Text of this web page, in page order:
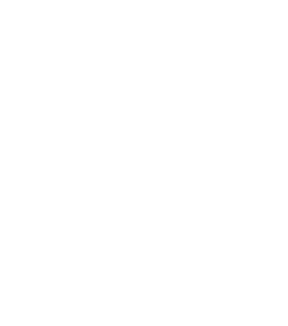
والمغربي في جميع
تحقيق مفاجأة أمام
تعودا على الحرارة.
تستطيع تحقيق